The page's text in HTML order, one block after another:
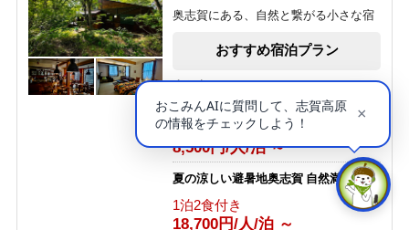
１泊２食付基本プラン【部屋おまか
せ】
1泊2食付き
早めの夕食17：50 ＆ 料理一括出しで
お得に泊まる！
12,100円/人/泊 ～
＜連泊＞１泊２食付基本プラン【部屋
おまかせ】
奥志賀にある、自然と繋がる小さな宿
おすすめ宿泊プラン
志賀高原100 SHIGAKOGEN 100 ト
レイルレース
素泊まり
8,500円/人/泊 ～
夏の涼しい避暑地奥志賀 自然満喫体験
1泊2食付き
18,700円/人/泊 ～